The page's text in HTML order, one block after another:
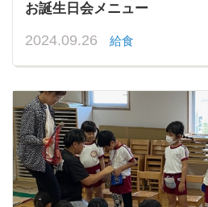
お誕生日会メニュー
2024.09.26 給食